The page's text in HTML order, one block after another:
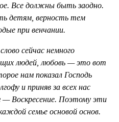
Все должны быть заодно.
детям, верность тем
при венчании.
сейчас немного
людей, любовь — это вот
нам показал Господь
и приняв за всех нас
Воскресение. Поэтому эти
семье основой основ.